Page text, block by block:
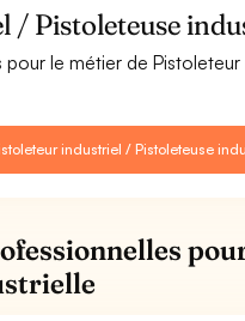
/ Pistoleteuse
le métier de
industriel / Pistoleteuse